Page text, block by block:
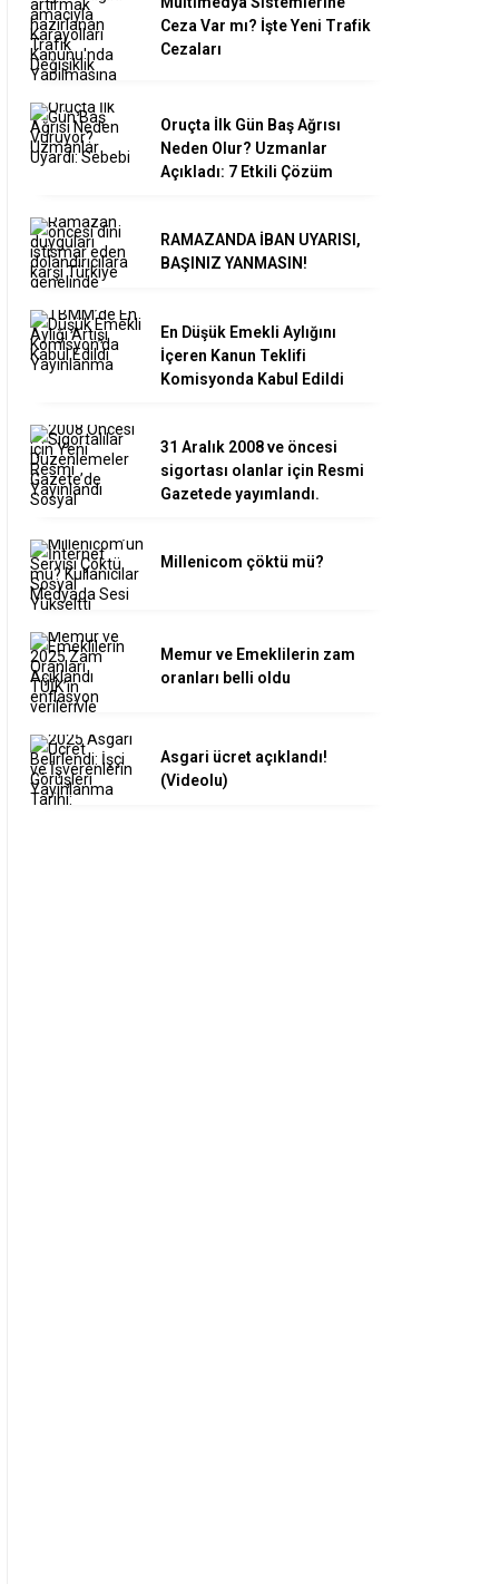
Ceza Var mı? İşte Yeni Trafik
Cezaları
Oruçta İlk Gün Baş Ağrısı
Neden Olur? Uzmanlar
Açıkladı: 7 Etkili Çözüm
RAMAZANDA İBAN UYARISI,
BAŞINIZ YANMASIN!
En Düşük Emekli Aylığını
İçeren Kanun Teklifi
Komisyonda Kabul Edildi
31 Aralık 2008 ve öncesi
sigortası olanlar için Resmi
Gazetede yayımlandı.
Millenicom çöktü mü?
Memur ve Emeklilerin zam
oranları belli oldu
Asgari ücret açıklandı!
(Videolu)